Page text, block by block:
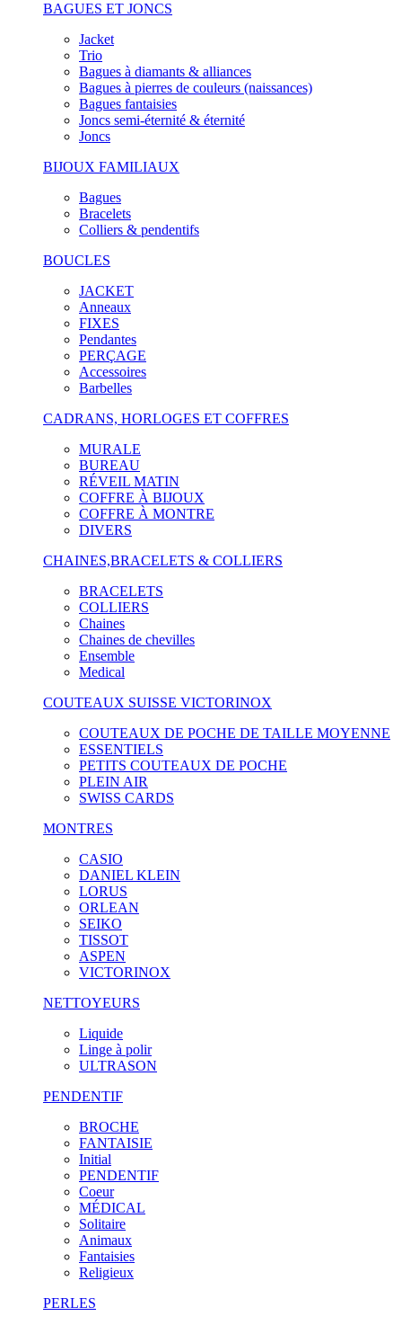
BAGUES ET JONCS
Jacket
Trio
Bagues à diamants & alliances
Bagues à pierres de couleurs (naissances)
Bagues fantaisies
Joncs semi-éternité & éternité
Joncs
BIJOUX FAMILIAUX
Bagues
Bracelets
Colliers & pendentifs
BOUCLES
JACKET
Anneaux
FIXES
Pendantes
PERÇAGE
Accessoires
Barbelles
CADRANS, HORLOGES ET COFFRES
MURALE
BUREAU
RÉVEIL MATIN
COFFRE À BIJOUX
COFFRE À MONTRE
DIVERS
CHAINES,BRACELETS & COLLIERS
BRACELETS
COLLIERS
Chaines
Chaines de chevilles
Ensemble
Medical
COUTEAUX SUISSE VICTORINOX
COUTEAUX DE POCHE DE TAILLE MOYENNE
ESSENTIELS
PETITS COUTEAUX DE POCHE
PLEIN AIR
SWISS CARDS
MONTRES
CASIO
DANIEL KLEIN
LORUS
ORLEAN
SEIKO
TISSOT
ASPEN
VICTORINOX
NETTOYEURS
Liquide
Linge à polir
ULTRASON
PENDENTIF
BROCHE
FANTAISIE
Initial
PENDENTIF
Coeur
MÉDICAL
Solitaire
Animaux
Fantaisies
Religieux
PERLES